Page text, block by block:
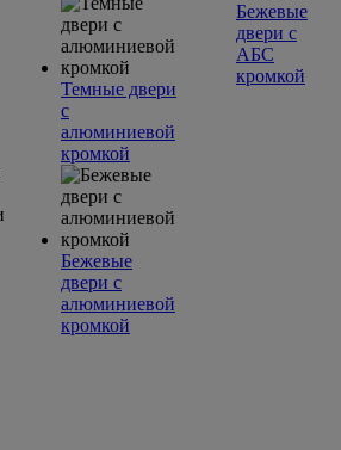
Темные двери
с
алюминиевой
кромкой
Бежевые
двери с
алюминиевой
кромкой
Бежевые
двери с
АБС
кромкой